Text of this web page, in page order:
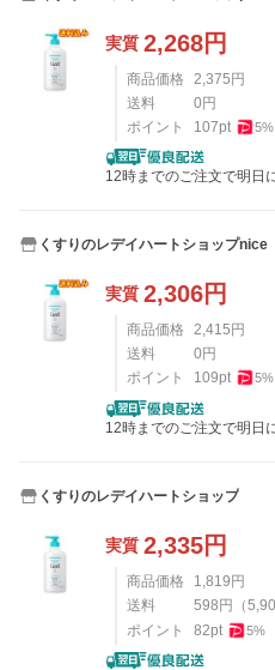
実質 2,268円
商品価格 2,375円
送料
0円
ポイント
107pt 5%
12時までのご注文で明日
くすりのレデイハートショップnice
実質 2,306円
商品価格 2,415 円
送料
0 円
ポイント
109pt 5%
12時までのご注文で明日
くすりのレデイハートショップ
実質 2,335円
商品価格 1,819円
送料
598円 （
ポイント
82pt 5%